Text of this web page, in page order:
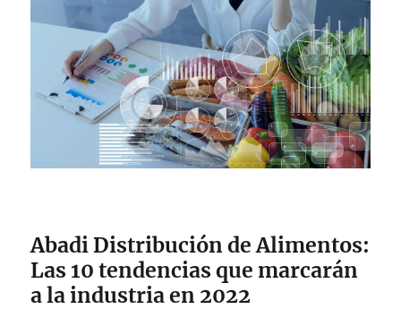
Abadi Distribución de Alimentos:
Las 10 tendencias que marcarán
a la industria en 2022